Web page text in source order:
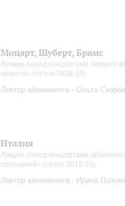
Моцарт, Шуберт, Брамс
Лекции перед концертами первого
оркестр» (сезон 2018-19)
Лектор абонемента - Ольга
Италия
Лекции перед концертами
признаний» (сезон 2018-19)
Лектор абонемента - Ирина